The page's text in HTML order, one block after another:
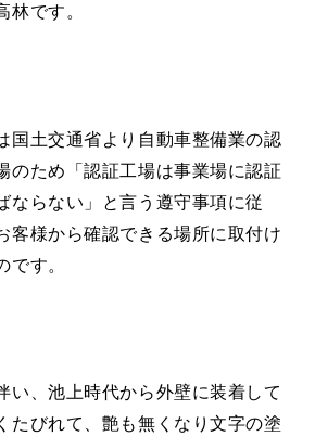
取査定依頼
タッフブログ
覧 プライバシーポリシー
サイトマップ
場 ROVER MINIサービス工場
林です。
国土交通省より自動車整備業の認
のため 「認証工場は事業場に認証
ならない」と言う遵守事項に従
客様から確認できる場所に取付け
です。
い、池上時代から外壁に装着して
たびれて、艶も無くなり文字の塗